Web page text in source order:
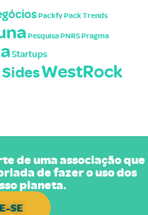
PackfyPack Trends
PesquisaPNRSPragma
Startups
WestRock
de uma associação que
de fazer o uso dos
planeta.
SE